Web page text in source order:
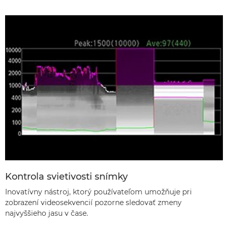
Kontrola svietivosti snímky
Inovatívny nástroj, ktorý používateľom umožňuje pri
zobrazení videosekvencií pozorne sledovať zmeny
najvyššieho jasu v čase.